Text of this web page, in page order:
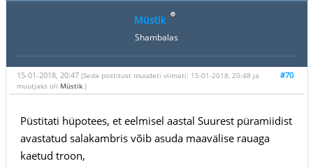
Müstik
Shambalas
#70
15-01-2018, 20:47 (Seda postitust muudeti viimati: 15-01-2018, 20:48 ja
muutjaks oli Müstik.)
Püstitati hüpotees, et eelmisel aastal Suurest püramiidist
avastatud salakambris võib asuda maavälise rauaga
kaetud troon,